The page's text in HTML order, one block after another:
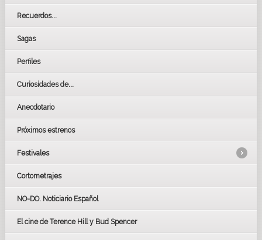
Recuerdos...
Sagas
Perfiles
Curiosidades de...
Anecdotario
Próximos estrenos
Festivales
LOS OSCARS
GOYAS
BAFTA
Cortometrajes
NO-DO. Noticiario Español
El cine de Terence Hill y Bud Spencer